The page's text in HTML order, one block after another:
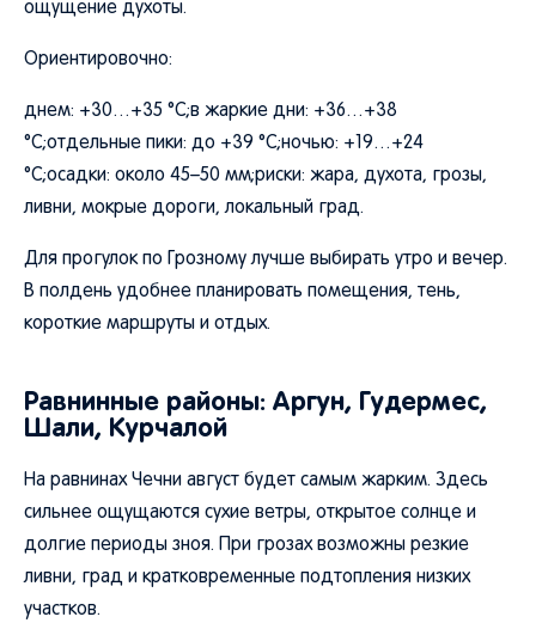
ощущение духоты.
Ориентировочно:
днем: +30…+35 °C;в жаркие дни: +36…+38
°C;отдельные пики: до +39 °C;ночью: +19…+24
°C;осадки: около 45–50 мм;риски: жара, духота, грозы,
ливни, мокрые дороги, локальный град.
Для прогулок по Грозному лучше выбирать утро и вечер.
В полдень удобнее планировать помещения, тень,
короткие маршруты и отдых.
Равнинные районы: Аргун, Гудермес,
Шали, Курчалой
На равнинах Чечни август будет самым жарким. Здесь
сильнее ощущаются сухие ветры, открытое солнце и
долгие периоды зноя. При грозах возможны резкие
ливни, град и кратковременные подтопления низких
участков.